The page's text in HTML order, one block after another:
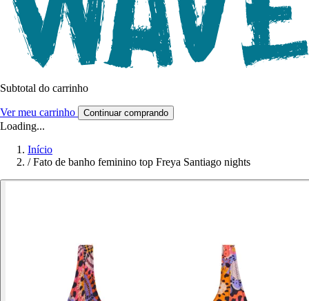
Subtotal do carrinho
Ver meu carrinho Continuar comprando
Loading...
Início
/ Fato de banho feminino top Freya Santiago nights